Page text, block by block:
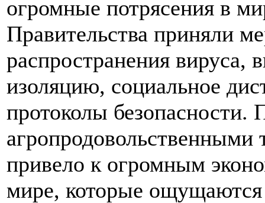
огромные потрясения в
Правительства приняли
распространения вируса,
изоляцию, социальное
протоколы безопасности.
агропродовольственными
привело к огромным
мире, которые ощущаются